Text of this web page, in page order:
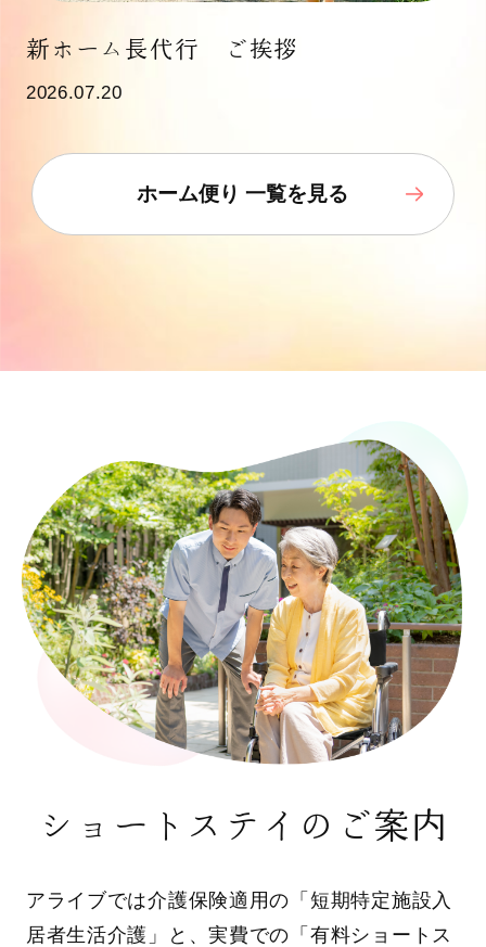
新ホーム長代行 ご挨拶
2026.07.20
ホーム便り 一覧を見る
ショートステイのご案内
アライブでは介護保険適用の「短期特定施設入
居者生活介護」と、実費での「有料ショートス